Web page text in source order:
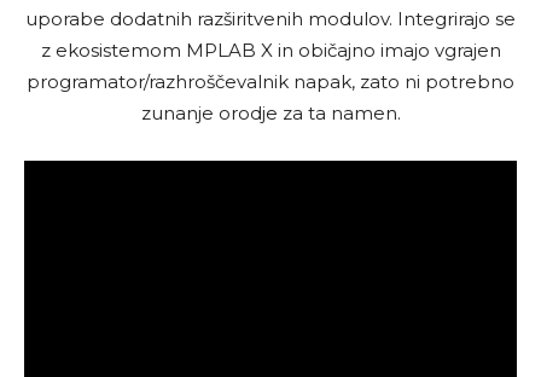
uporabe dodatnih razširitvenih modulov. Integrirajo se
z ekosistemom MPLAB X in običajno imajo vgrajen
programator/razhroščevalnik napak, zato ni potrebno
zunanje orodje za ta namen.